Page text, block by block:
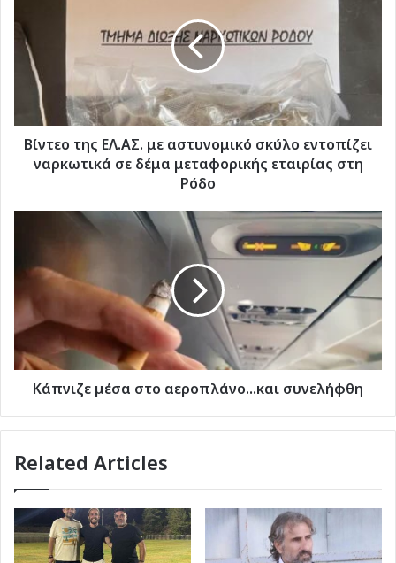
με
αστυνομικό
σκύλο
εντοπίζει
ναρκωτικά
σε
δέμα
μεταφορικής
Ρόδο
Βίντεο της ΕΛ.ΑΣ. με αστυνομικό σκύλο εντοπίζει
ναρκωτικά σε δέμα μεταφορικής εταιρίας στη
Ρόδο
αεροπλάνο...και
συνελήφθη
Κάπνιζε μέσα στο αεροπλάνο...και συνελήφθη
Related Articles